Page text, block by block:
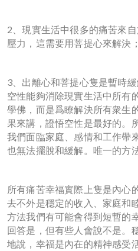
2、現實生活中很多的痛苦來
壓力，這需要用菩提心來解決；
3、出離心和菩提心隻是暫時
空性能夠消除現實生活中所有
學佛，而是爲瞭解決所有衆生
果來講，證悟空性是最好的。
我們面臨家庭、感情和工作帶
也無法擺脫和緩解。唯一的方
所有痛苦幸福實際上隻是內心
去不外是穩定的收入、家庭和
方法我們有可能會得到短暫的
回答是，但有些人會說不是。
地說，幸福是內在的精神感受